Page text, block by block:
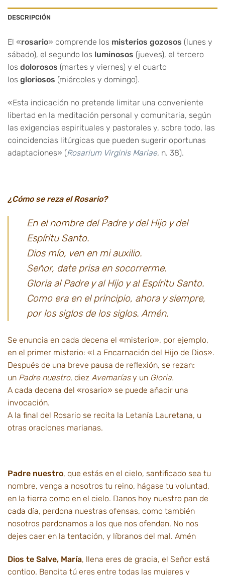
DESCRIPCIÓN
El «rosario» comprende los misterios gozosos (lunes y
sábado), el segundo los luminosos (jueves), el tercero
los dolorosos (martes y viernes) y el cuarto
los gloriosos (miércoles y domingo).
«Esta indicación no pretende limitar una conveniente
libertad en la meditación personal y comunitaria, según
las exigencias espirituales y pastorales y, sobre todo, las
coincidencias litúrgicas que pueden sugerir oportunas
adaptaciones» (Rosarium Virginis Mariae, n. 38).
¿Cómo se reza el Rosario?
En el nombre del Padre y del Hijo y del
Espíritu Santo.
Dios mío, ven en mi auxilio.
Señor, date prisa en socorrerme.
Gloria al Padre y al Hijo y al Espíritu Santo.
Como era en el principio, ahora y siempre,
por los siglos de los siglos. Amén.
Se enuncia en cada decena el «misterio», por ejemplo,
en el primer misterio: «La Encarnación del Hijo de Dios».
Después de una breve pausa de reflexión, se rezan:
un Padre nuestro, diez Avemaríasy un Gloria.
A cada decena del «rosario» se puede añadir una
invocación.
A la final del Rosario se recita la Letanía Lauretana, u
otras oraciones marianas.
Padre nuestro, que estás en el cielo, santificado sea tu
nombre, venga a nosotros tu reino, hágase tu voluntad,
en la tierra como en el cielo. Danos hoy nuestro pan de
cada día, perdona nuestras ofensas, como también
nosotros perdonamos a los que nos ofenden. No nos
dejes caer en la tentación, y líbranos del mal. Amén
Dios te Salve, María, llena eres de gracia, el Señor está
contigo. Bendita tú eres entre todas las mujeres y